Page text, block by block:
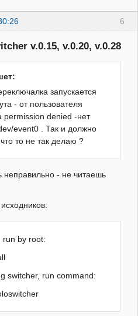
6
v.0.15, v.0.20, v.0.28
запускается
- от пользователя
permission denied -нет
event0 . Так и должно
то не так делаю ?
- не читаешь
run by root:
switcher, run command: